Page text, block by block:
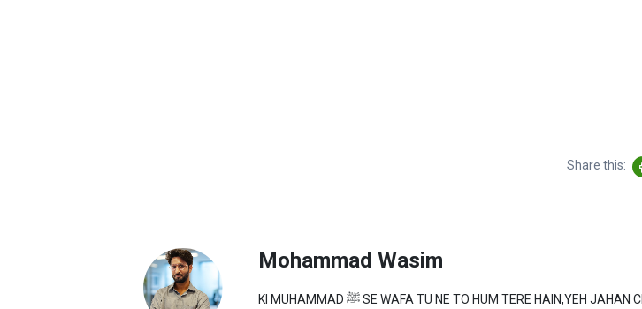
Share this:
Mohammad Wasim
KI MUHAMMAD ﷺ SE WAFA TU NE TO HUM TERE HAIN,YEH JAHAN CHEEZ HAI